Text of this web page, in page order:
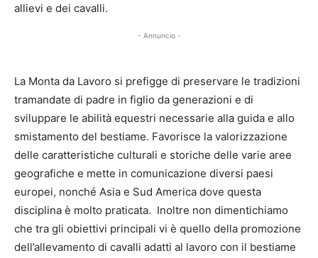
allievi e dei cavalli.
- Annuncio -
La Monta da Lavoro si prefigge di preservare le tradizioni
tramandate di padre in figlio da generazioni e di
sviluppare le abilità equestri necessarie alla guida e allo
smistamento del bestiame. Favorisce la valorizzazione
delle caratteristiche culturali e storiche delle varie aree
geografiche e mette in comunicazione diversi paesi
europei, nonché Asia e Sud America dove questa
disciplina è molto praticata. Inoltre non dimentichiamo
che tra gli obiettivi principali vi è quello della promozione
dell’allevamento di cavalli adatti al lavoro con il bestiame